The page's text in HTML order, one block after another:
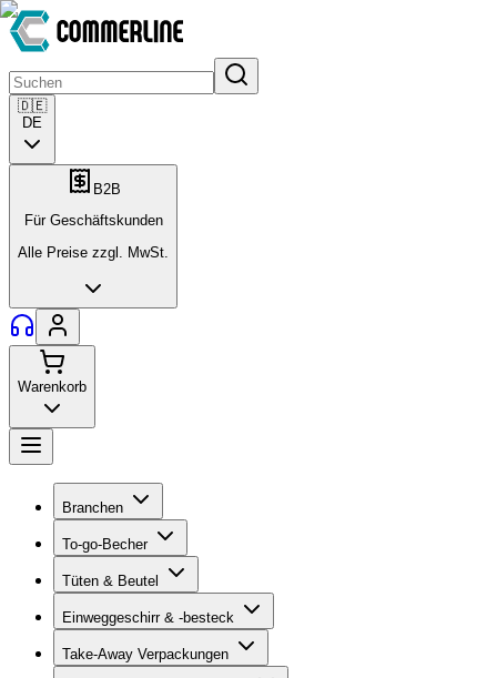
🇩🇪
DE
B2B
Für Geschäftskunden
Alle Preise zzgl. MwSt.
Warenkorb
Branchen
To-go-Becher
Tüten & Beutel
Einweggeschirr & -besteck
Take-Away Verpackungen